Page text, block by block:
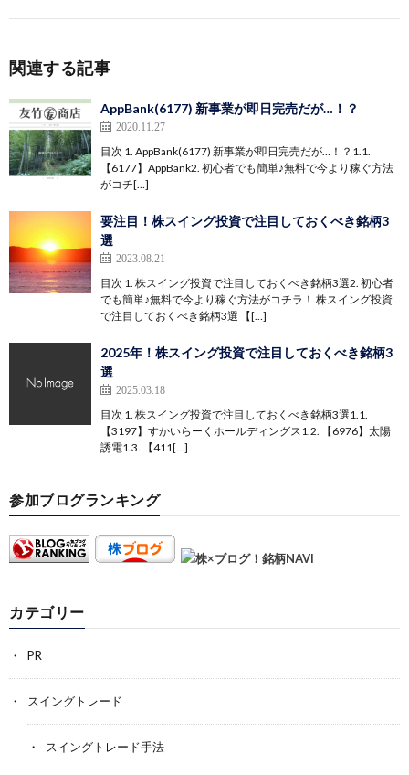
関連する記事
AppBank(6177) 新事業が即日完売だが…！？
2020.11.27
目次 1. AppBank(6177) 新事業が即日完売だが…！？1.1.
【6177】AppBank2. 初心者でも簡単♪無料で今より稼ぐ方法
がコチ[…]
要注目！株スイング投資で注目しておくべき銘柄3
選
2023.08.21
目次 1. 株スイング投資で注目しておくべき銘柄3選2. 初心者
でも簡単♪無料で今より稼ぐ方法がコチラ！ 株スイング投資
で注目しておくべき銘柄3選 【[…]
2025年！株スイング投資で注目しておくべき銘柄3
選
2025.03.18
目次 1. 株スイング投資で注目しておくべき銘柄3選1.1.
【3197】すかいらーくホールディングス1.2. 【6976】太陽
誘電1.3. 【411[…]
参加ブログランキング
カテゴリー
PR
スイングトレード
スイングトレード手法